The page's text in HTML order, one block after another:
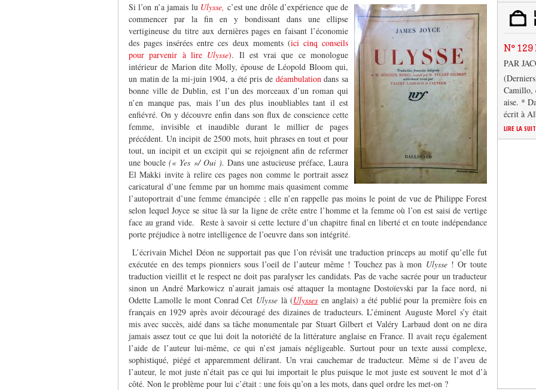
Si l’on n’a jamais lu Ulysse, c’est une drôle d’expérience que de
commencer par la fin en y bondissant dans une ellipse
vertigineuse du titre aux dernières pages en faisant l’économie
des pages insérées entre ces deux moments (ici cinq conseils
pour parvenir à lire Ulysse). Il est vrai que ce monologue
intérieur de Marion dite Molly, épouse de Léopold Bloom qui,
un matin de la mi-juin 1904, a été pris de déambulationdans sa
bonne ville de Dublin, est l’un des morceaux d’un roman qui
n’en manque pas, mais l’un des plus inoubliables tant il est
enfiévré. On y découvre enfin dans son flux de conscience cette
femme, invisible et inaudible durant le millier de pages
précédent. Un incipit de 2500 mots, huit phrases en tout et pour
tout, un incipit et un excipit qui se rejoignent afin de refermer
une boucle (« Yes »/ Oui ).Dans une astucieuse préface, Laura
El Makki invite à relire ces pages non comme le portrait assez
caricatural d’une femme par un homme mais quasiment comme
l’autoportrait d’une femme émancipée ; elle n’en rappelle pas moins le point de vue de Philippe Forest
selon lequel Joyce se situe là sur la ligne de crête entre l’homme et la femme où l’on est saisi de vertige
face au grand vide. Reste à savoir si cette lecture d’un chapitre final en liberté et en toute indépendance
porte préjudice à notre intelligence de l’oeuvre dans son intégrité.
L’écrivain Michel Déon ne supportait pas que l’on révisât une traduction princeps au motif qu’elle fut
exécutée en des temps pionniers sous l’oeil de l’auteur même ! Touchez pas à mon Ulysse ! Or toute
traduction vieillit et le respect ne doit pas paralyser les candidats. Pas de vache sacrée pour un traducteur
sinon un André Markowicz n’aurait jamais osé attaquer la montagne Dostoïevski par la face nord, ni
Odette Lamolle le mont Conrad Cet Ulysse là (Ulysses en anglais) a été publié pour la première fois en
français en 1929 après avoir découragé des dizaines de traducteurs. L’éminent Auguste Morel s’y était
mis avec succès, aidé dans sa tâche monumentale par Stuart Gilbert et Valéry Larbaud dont on ne dira
jamais assez tout ce que lui doit la notoriété de la littérature anglaise en France. Il avait reçu également
l’aide de l’auteur lui-même, ce qui n’est jamais négligeable. Surtout pour un texte aussi complexe,
sophistiqué, piégé et apparemment délirant. Un vrai cauchemar de traducteur. Même si de l’aveu de
l’auteur, le mot juste n’était pas ce qui lui importait le plus puisque le mot juste est souvent le mot d’à
côté. Non le problème pour lui c’était : une fois qu’on a les mots, dans quel ordre les met-on ?
N°
PAR
Camillo,
aise. *
écrit à
LIRE LA